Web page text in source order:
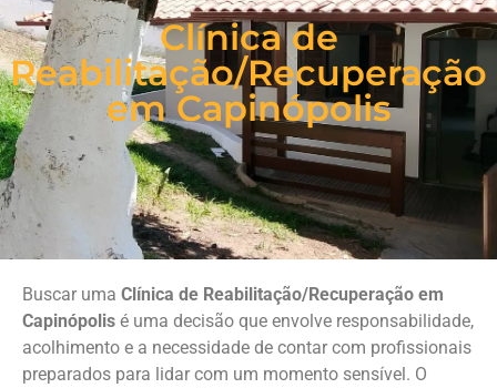
Clínica de
Reabilitação/Recuperação
em Capinópolis
Buscar uma Clínica de Reabilitação/Recuperação em
Capinópolis é uma decisão que envolve responsabilidade,
acolhimento e a necessidade de contar com profissionais
preparados para lidar com um momento sensível. O